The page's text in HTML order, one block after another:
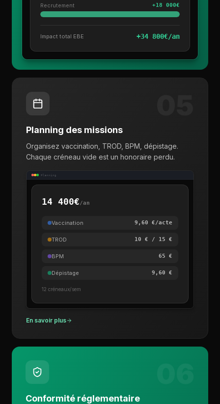
Recrutement +18 000€
Impact total EBE +34 800€/an
Planning des missions
Organisez vaccination, TROD, BPM, dépistage.
Chaque créneau vide est un honoraire perdu.
Planning
14 400€/an
Vaccination 9,60 €/acte
TROD 10 € / 15 €
BPM 65 €
Dépistage 9,60 €
12 créneaux/sem
En savoir plus
Conformité réglementaire